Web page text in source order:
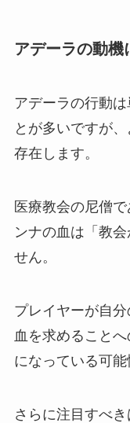
アデーラの動機
アデーラの行動
とが多いですが
存在します。
医療教会の尼僧
ンナの血は「教
せん。
プレイヤーが自
血を求めること
になっている可能
さらに注目すべ